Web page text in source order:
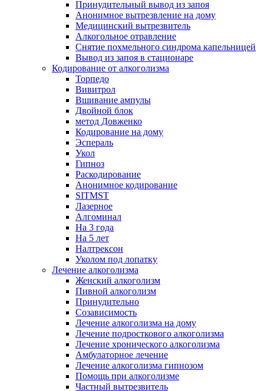
Принудительный вывод из запоя
Анонимное вытрезвление на дому
Медицинский вытрезвитель
Алкогольное отравление
Снятие похмельного синдрома капельницей
Вывод из запоя в стационаре
Кодирование от алкоголизма
Торпедо
Вивитрол
Вшивание ампулы
Двойной блок
метод Довженко
Кодирование на дому
Эспераль
Укол
Гипноз
Раскодирование
Анонимное кодирование
SITMST
Лазерное
Алгоминал
На 3 года
На 5 лет
Налтрексон
Уколом под лопатку
Лечение алкоголизма
Женский алкоголизм
Пивной алкоголизм
Принудительно
Созависимость
Лечение алкоголизма на дому
Лечение подросткового алкоголизма
Лечение хронического алкоголизма
Амбулаторное лечение
Лечение алкоголизма гипнозом
Помощь при алкоголизме
Частный вытрезвитель